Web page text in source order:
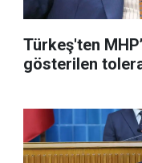
Türkeş'ten
gösterilen